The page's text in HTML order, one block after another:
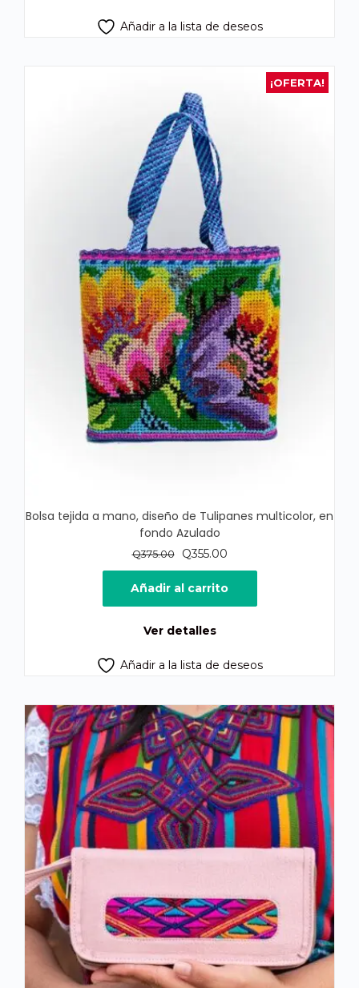
Añadir a la lista de deseos
¡OFERTA!
Bolsa tejida a mano, diseño de Tulipanes multicolor, en
fondo Azulado
Q375.00
El
precio
original
era:
Q355.00El
precio
actual
es:
Añadir al carrito
Ver detalles
Añadir a la lista de deseos